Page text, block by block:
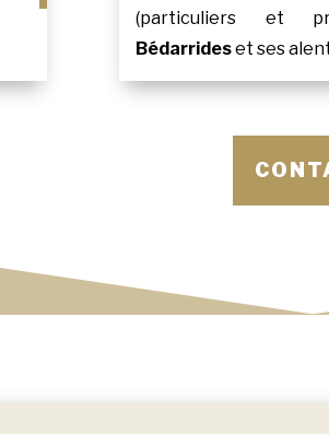
(particuliers et
Bédarrideset ses